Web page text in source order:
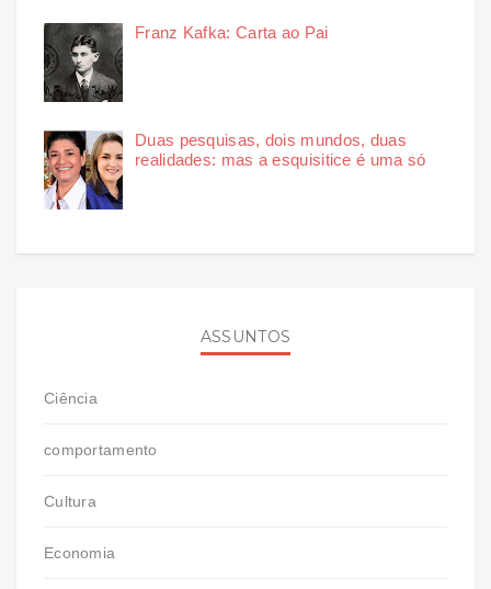
Franz Kafka: Carta ao Pai
Duas pesquisas, dois mundos, duas
realidades: mas a esquisitice é uma só
ASSUNTOS
Ciência
comportamento
Cultura
Economia